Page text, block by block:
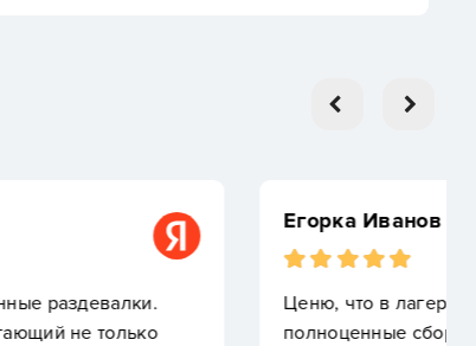
«оздоровительный» баскетбол, а
тренировками в день. Работают над